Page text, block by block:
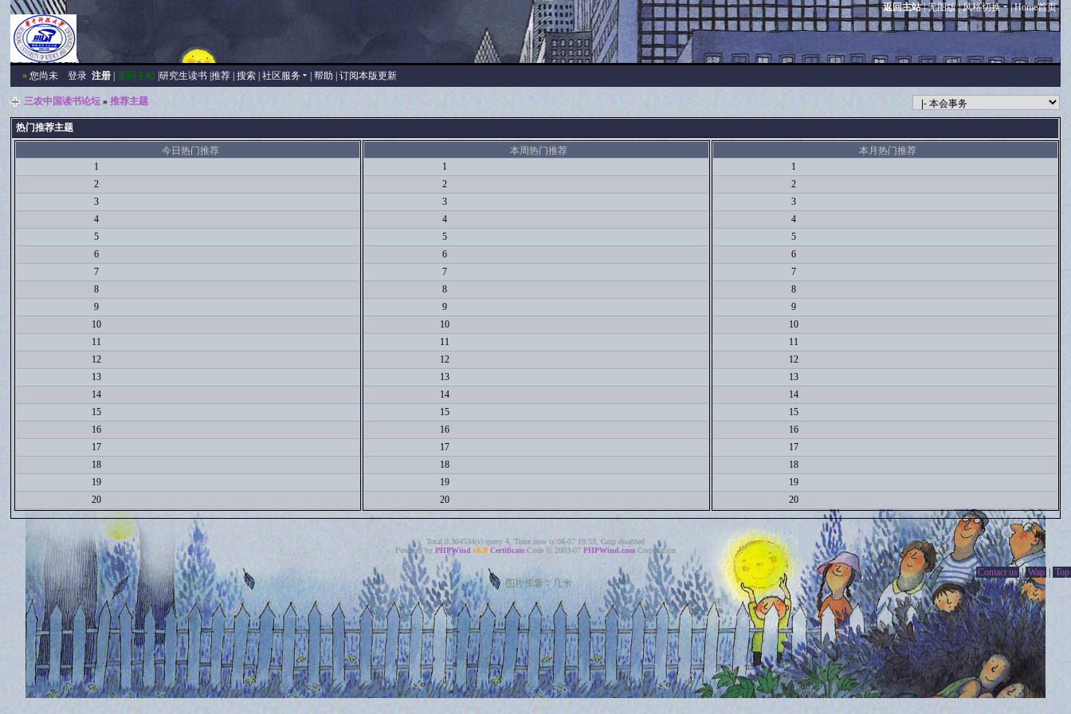
返回主站|无图版|风格切换 |Home首页
» 您尚未登录 注册 |返回主站 |研究生读书 |推荐 |搜索 |社区服务 |帮助 |订阅本版更新
三农中国读书论坛 »推荐主题
热门推荐主题
今日热门推荐
1
2
3
4
5
6
7
8
9
10
11
12
13
14
15
16
17
18
19
20
本周热门推荐
1
2
3
4
5
6
7
8
9
10
11
12
13
14
15
16
17
18
19
20
本月热门推荐
1
2
3
4
5
6
7
8
9
10
11
12
13
14
15
16
17
18
19
20
Total 0.304534(s) query 4, Time now is:08-07 19:53, Gzip disabled
Powered by PHPWind v6.0 Certificate Code © 2003-07 PHPWind.com Corporation
Contact us | Wap | Top